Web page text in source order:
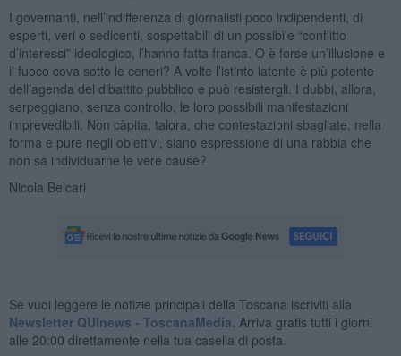
I governanti, nell’indifferenza di giornalisti poco indipendenti, di
esperti, veri o sedicenti, sospettabili di un possibile “conflitto
d’interessi” ideologico, l’hanno fatta franca. O è forse un’illusione e
il fuoco cova sotto le ceneri? A volte l’istinto latente è più potente
dell’agenda del dibattito pubblico e può resistergli. I dubbi, allora,
serpeggiano, senza controllo, le loro possibili manifestazioni
imprevedibili. Non càpita, talora, che contestazioni sbagliate, nella
forma e pure negli obiettivi, siano espressione di una rabbia che
non sa individuarne le vere cause?
Nicola Belcari
Se vuoi leggere le notizie principali della Toscana iscriviti alla
Newsletter QUInews - ToscanaMedia. Arriva gratis tutti i giorni
alle 20:00 direttamente nella tua casella di posta.